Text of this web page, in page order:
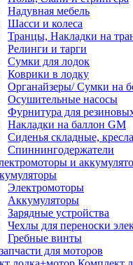
Надувная мебель
Шасси и колеса
Транцы, Накладки на
Релинги и тарги
Сумки для лодок
Коврики в лодку
Органайзеры/ Сумки на
Осушительные насосы
Фурнитура для
Накладки на баллон GM
Сиденья складные,
Спиннингодержатели
Электромоторы
Аккумуляторы
Зарядные устройства
Чехлы для переноски
Гребные винты
для моторов